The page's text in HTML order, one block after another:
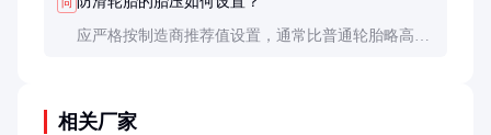
问
应严格按制造商推荐值设置，通常比普通轮胎略高5-
相关厂家